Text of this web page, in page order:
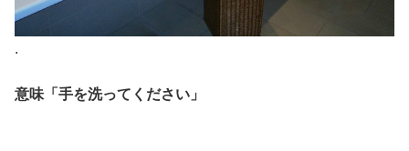
.
意味「手を洗ってください」